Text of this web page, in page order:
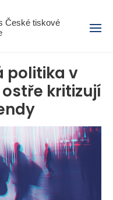
České tiskové
Menu
politika v
kritizují